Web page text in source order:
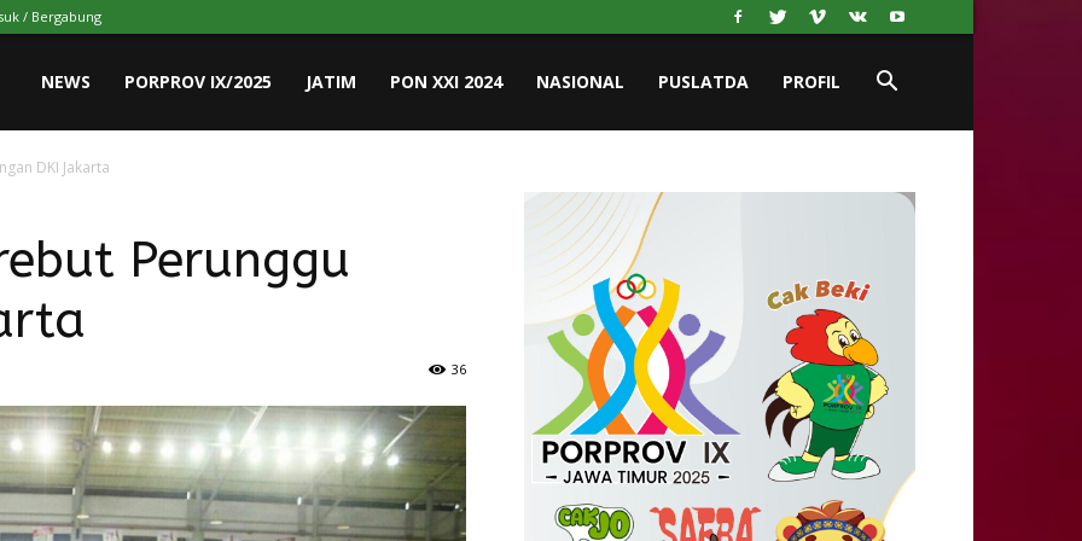
/ Bergabung
NEWS PORPROV IX/2025 JATIM PON XXI 2024 NASIONAL PUSLATDA PROFIL
DKI Jakarta
Perunggu
36